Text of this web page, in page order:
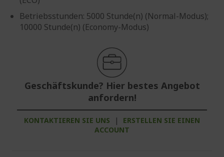
Betriebsstunden: 5000 Stunde(n) (Normal-Modus);
10000 Stunde(n) (Economy-Modus)
Geschäftskunde? Hier bestes Angebot
anfordern!
KONTAKTIEREN SIE UNS |
ERSTELLEN SIE EINEN
ACCOUNT